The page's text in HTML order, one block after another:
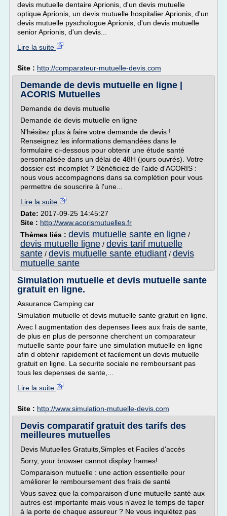
devis mutuelle dentaire Aprionis, d'un devis mutuelle
optique Aprionis, un devis mutuelle hospitalier Aprionis, d'un
devis mutuelle pyschologue Aprionis, d'un devis mutuelle
senior Aprionis, d'un devis...
Lire la suite
Site : http://comparateur-mutuelle-devis.com
Demande de devis mutuelle en ligne |
ACORIS Mutuelles
Demande de devis mutuelle
Demande de devis mutuelle en ligne
N'hésitez plus à faire votre demande de devis !
Renseignez les informations demandées dans le
formulaire ci-dessous pour obtenir une étude santé
personnalisée dans un délai de 48H (jours ouvrés). Votre
dossier est incomplet ? Bénéficiez de l'aide d'ACORIS :
nous vous accompagnons dans sa complétion pour vous
permettre de souscrire à l'une...
Lire la suite
Date: 2017-09-25 14:45:27
Site : http://www.acorismutuelles.fr
Thèmes liés : devis mutuelle sante en ligne /
devis mutuelle ligne / devis tarif mutuelle
sante / devis mutuelle sante etudiant / devis
mutuelle sante
Simulation mutuelle et devis mutuelle sante
gratuit en ligne.
Assurance Camping car
Simulation mutuelle et devis mutuelle sante gratuit en ligne.
Avec l augmentation des depenses liees aux frais de sante,
de plus en plus de personne cherchent un comparateur
mutuelle sante pour faire une simulation mutuelle en ligne
afin d obtenir rapidement et facilement un devis mutuelle
gratuit en ligne. La securite sociale ne remboursant pas
tous les depenses de sante,...
Lire la suite
Site : http://www.simulation-mutuelle-devis.com
Devis comparatif gratuit des tarifs des
meilleures mutuelles
Devis Mutuelles Gratuits,Simples et Faciles d'accès
Sorry, your browser cannot display frames!
Comparaison mutuelle : une action essentielle pour
améliorer le remboursement des frais de santé
Vous savez que la comparaison d'une mutuelle santé aux
autres est importante mais vous n'avez le temps de taper
à la porte de chaque assureur ? Ne vous inquiétez pas